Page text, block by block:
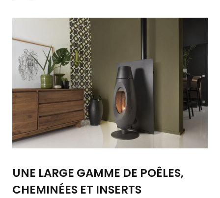
UNE LARGE GAMME DE POÊLES,
CHEMINÉES ET INSERTS